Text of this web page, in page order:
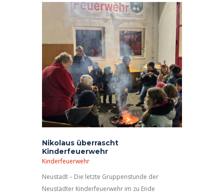
Nikolaus überrascht
Kinderfeuerwehr
Kinderfeuerwehr
Neustadt – Die letzte Gruppenstunde der
Neustädter Kinderfeuerwehr im zu Ende